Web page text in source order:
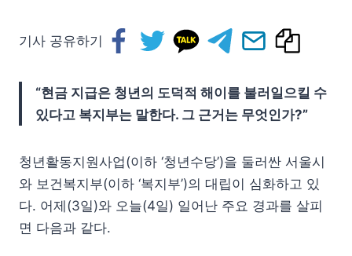
기사 공유하기
“현금 지급은 청년의 도덕적 해이를 불러일으킬 수
있다고 복지부는 말한다. 그 근거는 무엇인가?”
청년활동지원사업(이하 ‘청년수당’)을 둘러싼 서울시
와 보건복지부(이하 ‘복지부’)의 대립이 심화하고 있
다. 어제(3일)와 오늘(4일) 일어난 주요 경과를 살피
면 다음과 같다.